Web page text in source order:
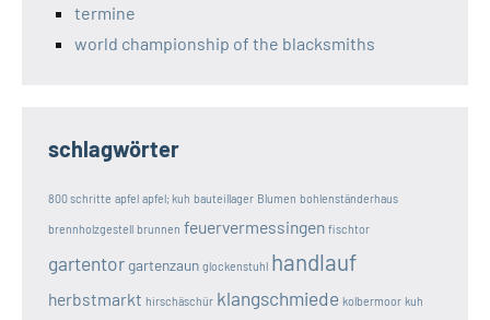
termine
world championship of the blacksmiths
schlagwörter
800 schritte apfel apfel; kuh bauteillager Blumen bohlenständerhaus
brennholzgestell brunnen feuervermessingen fischtor
gartentor gartenzaun glockenstuhl handlauf
herbstmarkt hirschäschür klangschmiede kolbermoor kuh